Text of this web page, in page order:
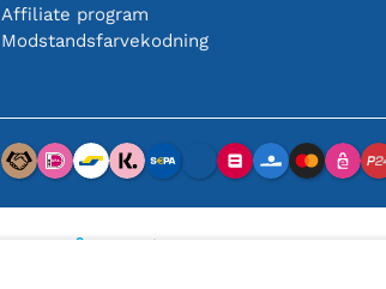
Affiliate program
Modstandsfarvekodning